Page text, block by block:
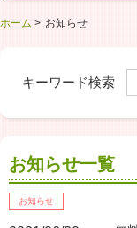
ホーム お知らせ
キーワード検索
お知らせ一覧
お知らせ